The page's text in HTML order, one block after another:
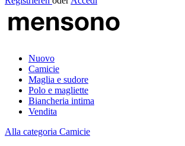
Nuovo
Camicie
Maglia e sudore
Polo e magliette
Biancheria intima
Vendita
Alla categoria Camicie